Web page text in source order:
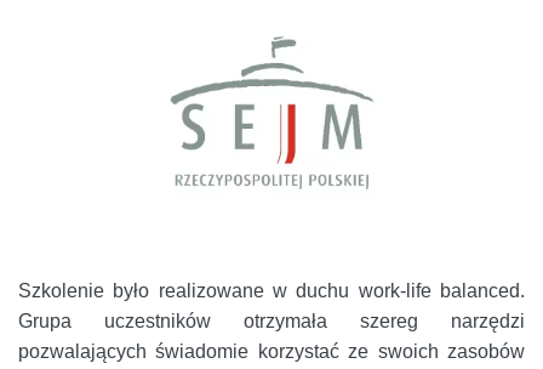
Szkolenie było realizowane w duchu work-life balanced.
Grupa uczestników otrzymała szereg narzędzi
pozwalających świadomie korzystać ze swoich zasobów